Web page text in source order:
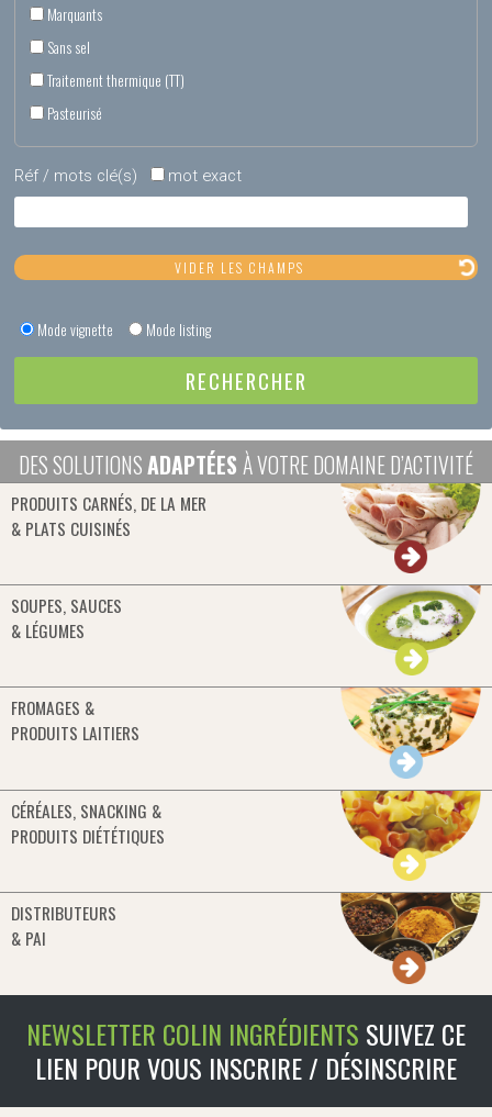
Marquants
Sans sel
Traitement thermique (TT)
Pasteurisé
Réf / mots clé(s) mot exact
Mode vignette Mode listing
DES SOLUTIONSADAPTÉES À VOTRE DOMAINE D’ACTIVITÉ
PRODUITS CARNÉS, DE LA MER
& PLATS CUISINÉS
SOUPES, SAUCES
& LÉGUMES
FROMAGES &
PRODUITS LAITIERS
CÉRÉALES, SNACKING &
PRODUITS DIÉTÉTIQUES
DISTRIBUTEURS
& PAI
NEWSLETTER COLIN INGRÉDIENTS SUIVEZ CE
LIEN POUR VOUS INSCRIRE / DÉSINSCRIRE